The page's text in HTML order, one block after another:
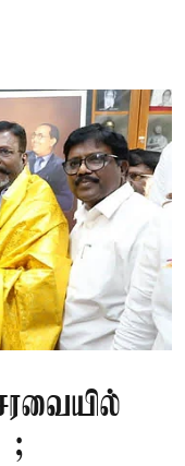
;